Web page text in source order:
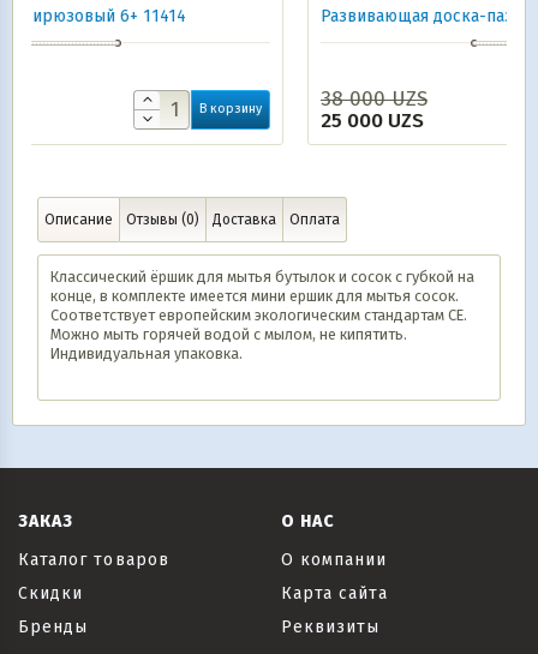
Развивающая доска-пазл
38 000UZS
25 000UZS
Описание Отзывы (0) Доставка Оплата
Классический ёршик для мытья бутылок и сосок с губкой на
конце, в комплекте имеется мини ершик для мытья сосок.
Соответствует европейским экологическим стандартам СЕ.
Можно мыть горячей водой с мылом, не кипятить.
Индивидуальная упаковка.
ЗАКАЗ
Каталог товаров
Скидки
Бренды
О НАС
О компании
Карта сайта
Реквизиты